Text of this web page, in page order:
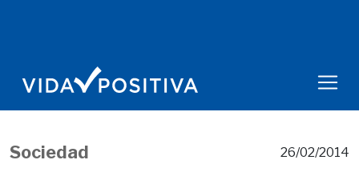
Sociedad 26/02/2014